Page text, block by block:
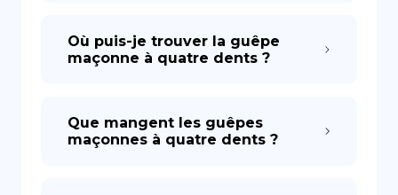
Où puis-je trouver la guêpe
maçonne à quatre dents ?
Que mangent les guêpes
maçonnes à quatre dents ?